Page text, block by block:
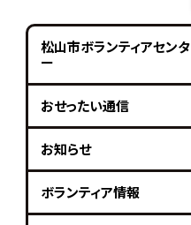
松山市ボランティアセンタ
ー
おせったい通信
お知らせ
ボランティア情報